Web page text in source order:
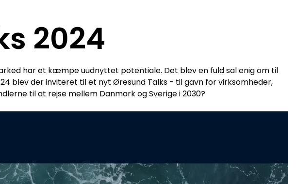
2024
har et kæmpe uudnyttet potentiale. Det blev en fuld sal enig om til
blev der inviteret til et nyt Øresund Talks - til gavn for virksomheder,
til at rejse mellem Danmark og Sverige i 2030?